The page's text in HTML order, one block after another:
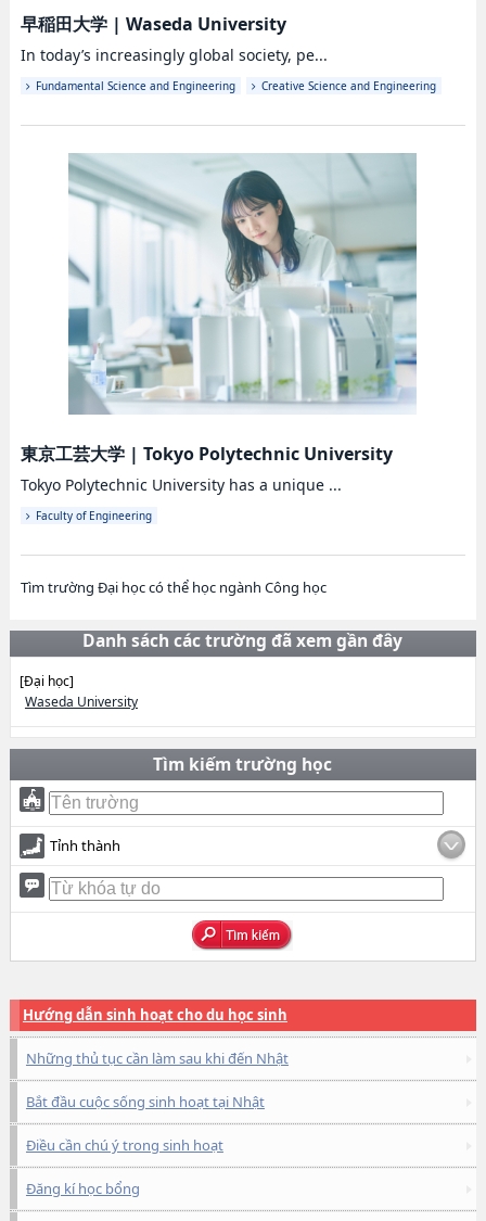
早稲田大学| Waseda University
In today’s increasingly global society, pe...
Fundamental Science and Engineering Creative Science and Engineering
東京工芸大学| Tokyo Polytechnic University
Tokyo Polytechnic University has a unique ...
Faculty of Engineering
Tìm trường Đại học có thể học ngành Công học
Danh sách các trường đã xem gần đây
[Đại học]
Waseda University
Tìm kiếm trường học
Tỉnh thành
Hướng dẫn sinh hoạt cho du học sinh
Những thủ tục cần làm sau khi đến Nhật
Bắt đầu cuộc sống sinh hoạt tại Nhật
Điều cần chú ý trong sinh hoạt
Đăng kí học bổng